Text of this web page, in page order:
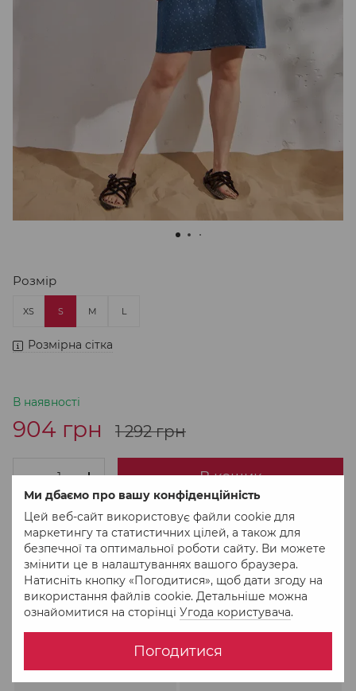
Ми дбаємо про вашу конфіденційність
Цей веб-сайт використовує файли cookie для
маркетингу та статистичних цілей, а також для
безпечної та оптимальної роботи сайту. Ви можете
змінити це в налаштуваннях вашого браузера.
Натисніть кнопку «Погодитися», щоб дати згоду на
використання файлів cookie. Детальніше можна
ознайомитися на сторінці Угода користувача.
Погодитися
Розмір
XS S M L
Розмірна сітка
В наявності
904 грн 1 292 грн
В кошик
Придбати в 1 клік
До обраного Порівняти